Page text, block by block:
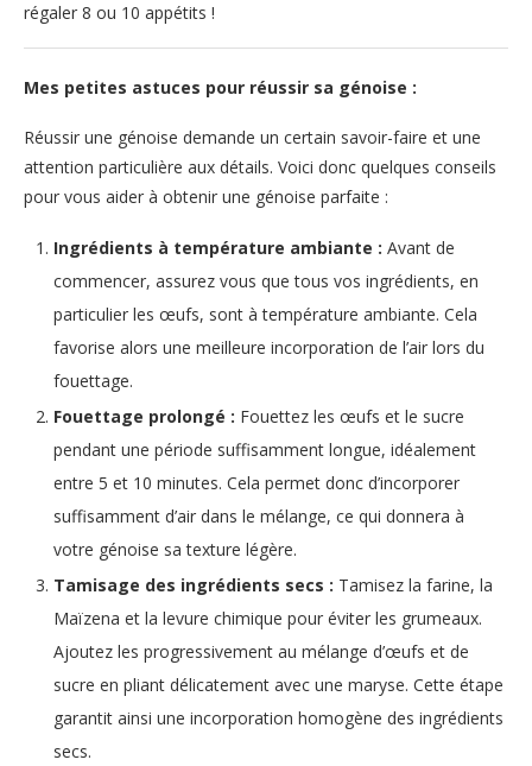
régaler 8 ou 10 appétits !
Mes petites astuces pour réussir sa génoise :
Réussir une génoise demande un certain savoir-faire et une
attention particulière aux détails. Voici donc quelques conseils
pour vous aider à obtenir une génoise parfaite :
Ingrédients à température ambiante : Avant de
commencer, assurez vous que tous vos ingrédients, en
particulier les œufs, sont à température ambiante. Cela
favorise alors une meilleure incorporation de l’air lors du
fouettage.
Fouettage prolongé : Fouettez les œufs et le sucre
pendant une période suffisamment longue, idéalement
entre 5 et 10 minutes. Cela permet donc d’incorporer
suffisamment d’air dans le mélange, ce qui donnera à
votre génoise sa texture légère.
Tamisage des ingrédients secs : Tamisez la farine, la
Maïzena et la levure chimique pour éviter les grumeaux.
Ajoutez les progressivement au mélange d’œufs et de
sucre en pliant délicatement avec une maryse. Cette étape
garantit ainsi une incorporation homogène des ingrédients
secs.